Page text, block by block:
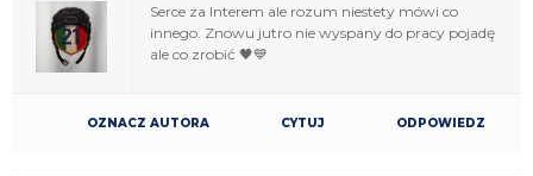
Serce za Interem ale rozum niestety mówi co
innego. Znowu jutro nie wyspany do pracy pojadę
ale co zrobić 🖤💙
OZNACZ AUTORA CYTUJ ODPOWIEDZ